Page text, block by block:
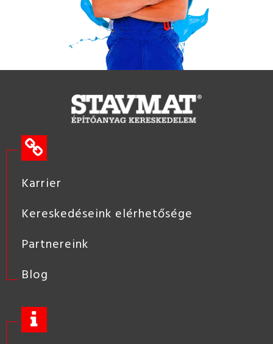
Karrier
Kereskedéseink elérhetősége
Partnereink
Blog